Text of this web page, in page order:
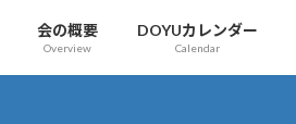
会の概要
Overview
DOYUカレンダー
Calendar